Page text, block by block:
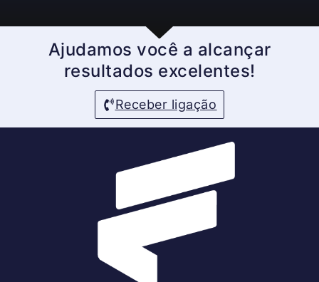
Ajudamos você a alcançar
resultados excelentes!
Receber ligação